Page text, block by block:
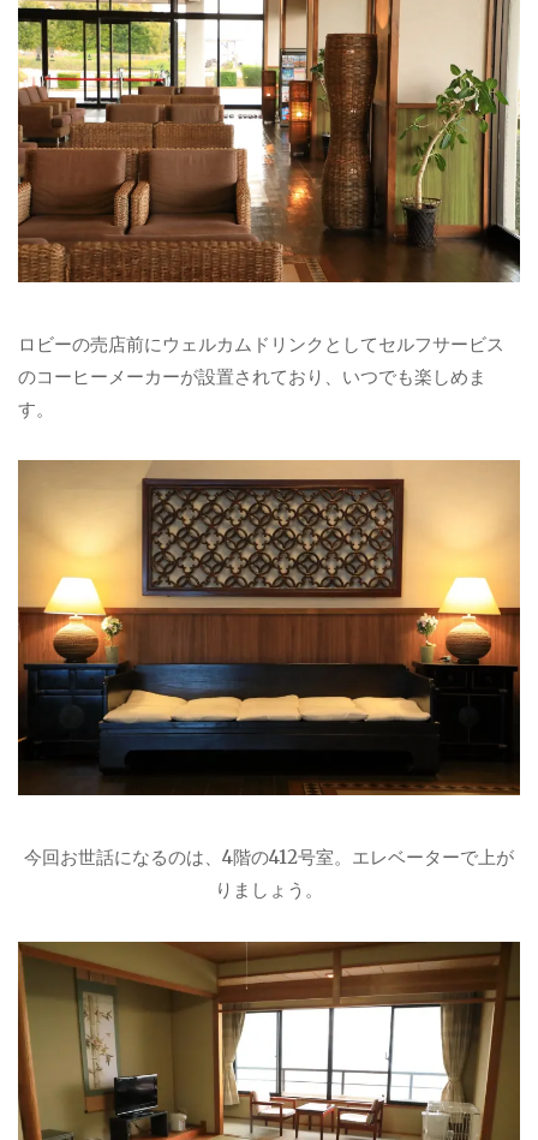
ロビーの売店前にウェルカムドリンクとしてセルフサービス
のコーヒーメーカーが設置されており、いつでも楽しめま
す。
今回お世話になるのは、4階の412号室。エレベーターで上が
りましょう。